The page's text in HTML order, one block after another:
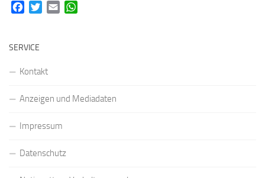
FacebookTwitterEmail
SERVICE
Kontakt
Anzeigen und Mediadaten
Impressum
Datenschutz